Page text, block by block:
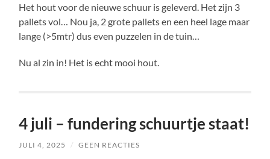
Het hout voor de nieuwe schuur is geleverd. Het zijn 3
pallets vol… Nou ja, 2 grote pallets en een heel lage maar
lange (>5mtr) dus even puzzelen in de tuin…
Nu al zin in! Het is echt mooi hout.
4 juli – fundering schuurtje staat!
JULI 4, 2025 / GEEN REACTIES